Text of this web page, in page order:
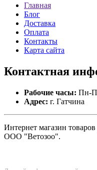
Главная
Блог
Доставка
Оплата
Контакты
Карта сайта
Контактная
Рабочие часы: Пн-
Адрес: г. Гатчина
Интернет магазин
ООО "Ветозоо".